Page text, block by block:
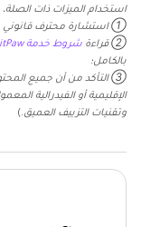
استخدام الميزات ذات الصلة،
① استشارة محترف قانوني
② قراءة شروط خدمة HitPaw
بالكامل؛
③ التأكد من أن جميع
الإقليمية أو الفيدرالية
وتقنيات التزييف العميق.)